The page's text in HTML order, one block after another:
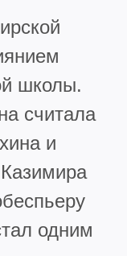
школы.
считала
и
одним